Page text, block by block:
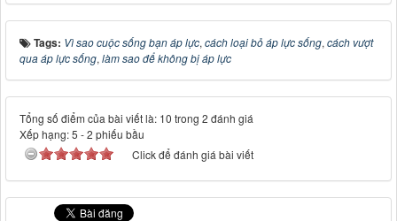
Tags: Vì sao cuộc sống bạn áp lực, cách loại bỏ áp lực sống, cách vượt
qua áp lực sống, làm sao để không bị áp lực
Tổng số điểm của bài viết là: 10 trong 2 đánh giá
Xếp hạng:5 -2 phiếu bầu
Click để đánh giá bài viết